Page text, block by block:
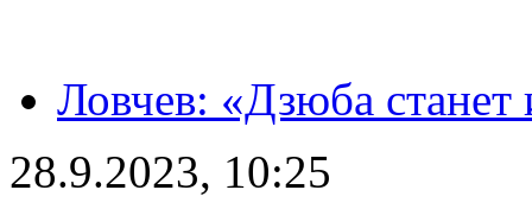
Ловчев: «Дзюба станет
28.9.2023, 10:25